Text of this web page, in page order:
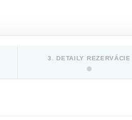
3. DETAILY REZERVÁCIE